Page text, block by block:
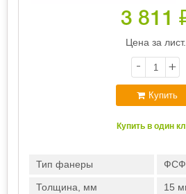
3 811
Цена за лист.
- +
Купить
Купить в один
Тип фанеры ФСФ
Толщина, мм 15